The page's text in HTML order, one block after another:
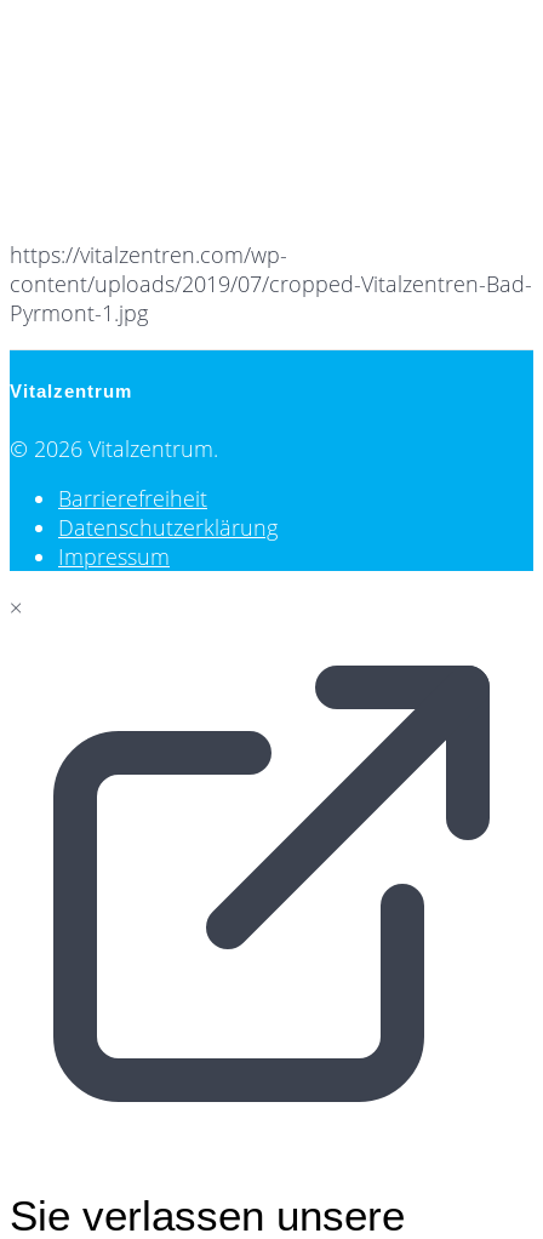
https://vitalzentren.com/wp-
content/uploads/2019/07/cropped-Vitalzentren-Bad-
Pyrmont-1.jpg
Vitalzentrum
© 2026 Vitalzentrum.
Barrierefreiheit
Datenschutzerklärung
Impressum
×
Sie verlassen unsere